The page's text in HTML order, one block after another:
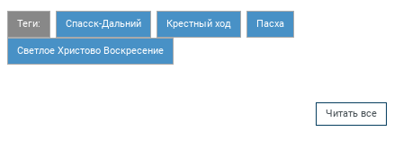
Теги: Спасск-Дальний Крестный ход Пасха
Светлое Христово Воскресение
Читать все